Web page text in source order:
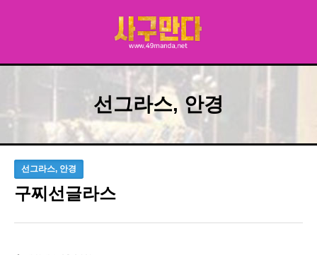
선그라스, 안경
선그라스, 안경
구찌선글라스